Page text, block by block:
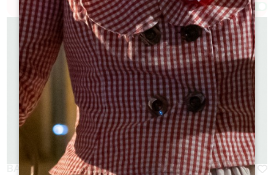
BAMBOCHE GUINGUETTE
Afficher la carte